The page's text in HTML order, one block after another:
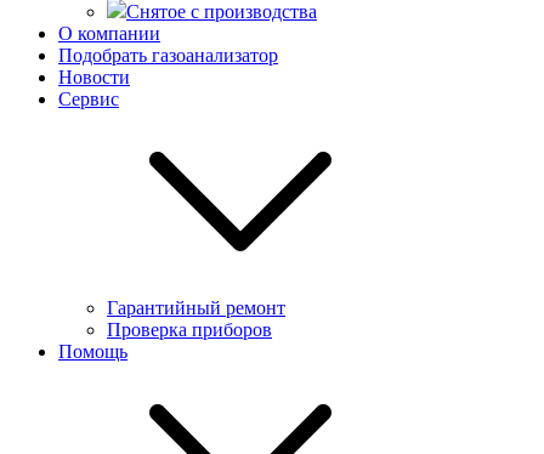
Снятое с производства
О компании
Подобрать газоанализатор
Новости
Сервис
Гарантийный ремонт
Проверка приборов
Помощь